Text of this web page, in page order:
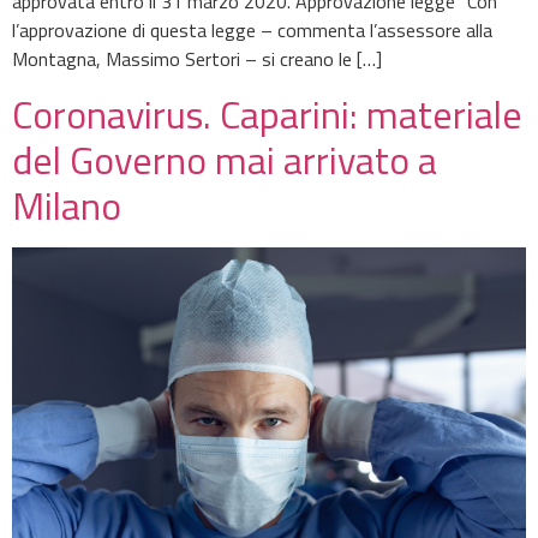
l’approvazione di questa legge – commenta l’assessore alla
Montagna, Massimo Sertori – si creano le […]
Coronavirus. Caparini: materiale
del Governo mai arrivato a
Milano